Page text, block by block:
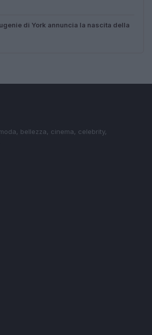
di York annuncia la nascita della
bellezza, cinema, celebrity,